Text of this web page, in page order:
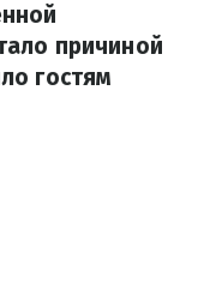
причиной
гостям